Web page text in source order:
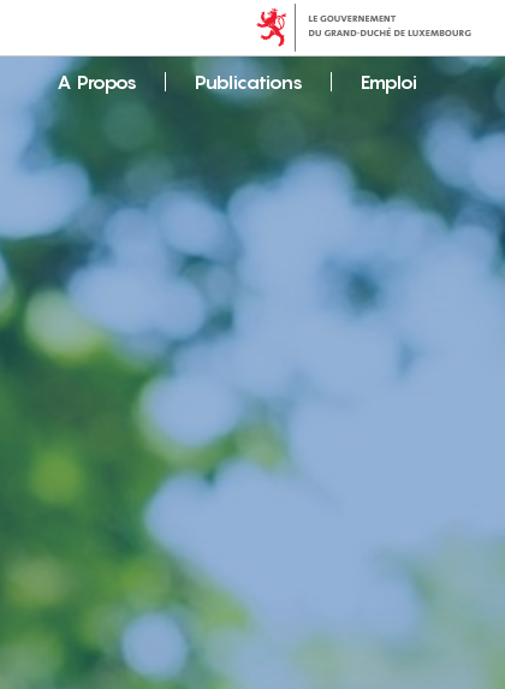
A Propos Publications Emploi